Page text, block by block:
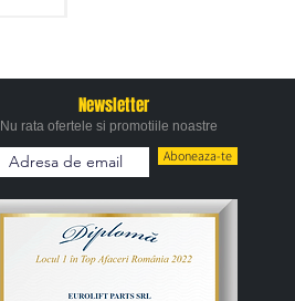
Newsletter
Nu rata ofertele si promotiile noastre
Aboneaza-te